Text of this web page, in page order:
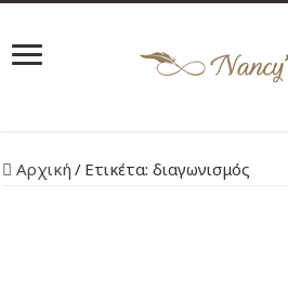
Αρχική / Ετικέτα:διαγωνισμός